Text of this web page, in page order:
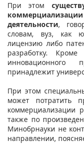
При этом
деятельности,
словам, вуз, как
лицензию либо
разработку.
принадлежит
При этом
может потратить
коммерциализации
также по
Минобрнауки не
направлении,